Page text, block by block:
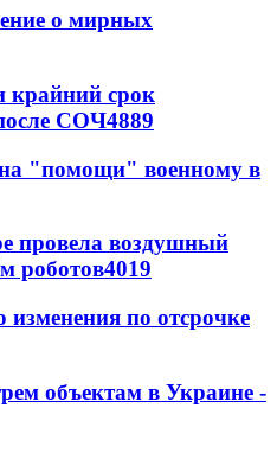
о мирных
срок
СОЧ4889
"помощи" военному в
провела воздушный
роботов4019
по отсрочке
объектам в Украине -